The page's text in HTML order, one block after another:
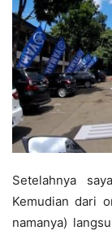
Setelahnya
Kemudian dari
namanya)